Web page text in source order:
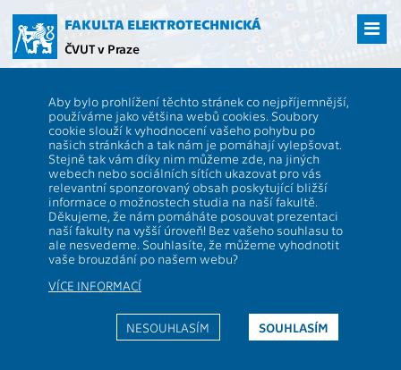
hlavní
obsah
FAKULTA ELEKTROTECHNICKÁ
ČVUT v Praze
Aby bylo prohlížení těchto stránek co nejpříjemnější,
používáme jako většina webů cookies. Soubory
cookie slouží k vyhodnocení vašeho pohybu po
našich stránkách a tak nám je pomáhají vylepšovat.
Stejně tak vám díky nim můžeme zde, na jiných
webech nebo sociálních sítích ukazovat pro vás
relevantní sponzorovaný obsah poskytující bližší
informace o možnostech studia na naší fakultě.
Děkujeme, že nám pomáháte posouvat prezentaci
naší fakulty na vyšší úroveň! Bez vašeho souhlasu to
ale nesvedeme. Souhlasíte, že můžeme vyhodnotit
vaše brouzdání po našem webu?
VÍCE INFORMACÍ
SOUHLASÍM
NESOUHLASÍM
Ukrajina – souhrnné informace
Aktuální formy podpory FEL pro zahraniční studenty a
zaměstnance, užitečné kontakty na odborníky
poskytující psychologické, právní a sociální poradenství
či odkazy na další oficiální informace k situaci na
Ukrajině najdete prostřednictvím stránkyInternational
Office – ČVUT – Fakulta elektrotechnická (cvut.cz)